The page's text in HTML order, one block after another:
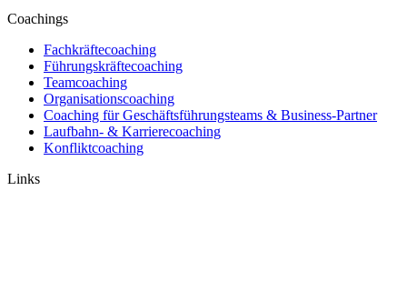
Coachings
Fachkräftecoaching
Führungskräftecoaching
Teamcoaching
Organisationscoaching
Coaching für Geschäftsführungsteams & Business-Partner
Laufbahn- & Karrierecoaching
Konfliktcoaching
Links